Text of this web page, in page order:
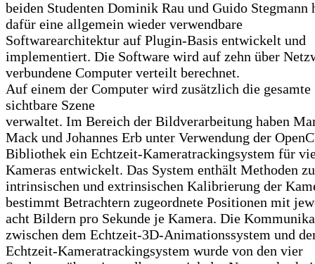
beiden Studenten Dominik Rau und Guido Stegmann
dafür eine allgemein wieder verwendbare
Softwarearchitektur auf Plugin-Basis entwickelt und
implementiert. Die Software wird auf zehn über
verbundene Computer verteilt berechnet.
Auf einem der Computer wird zusätzlich die gesamte
sichtbare Szene
verwaltet. Im Bereich der Bildverarbeitung haben
Mack und Johannes Erb unter Verwendung der
Bibliothek ein Echtzeit-Kameratrackingsystem für
Kameras entwickelt. Das System enthält Methoden
intrinsischen und extrinsischen Kalibrierung der
bestimmt Betrachtern zugeordnete Positionen mit
acht Bildern pro Sekunde je Kamera. Die
zwischen dem Echtzeit-3D-Animationssystem und
Echtzeit-Kameratrackingsystem wurde von den vier